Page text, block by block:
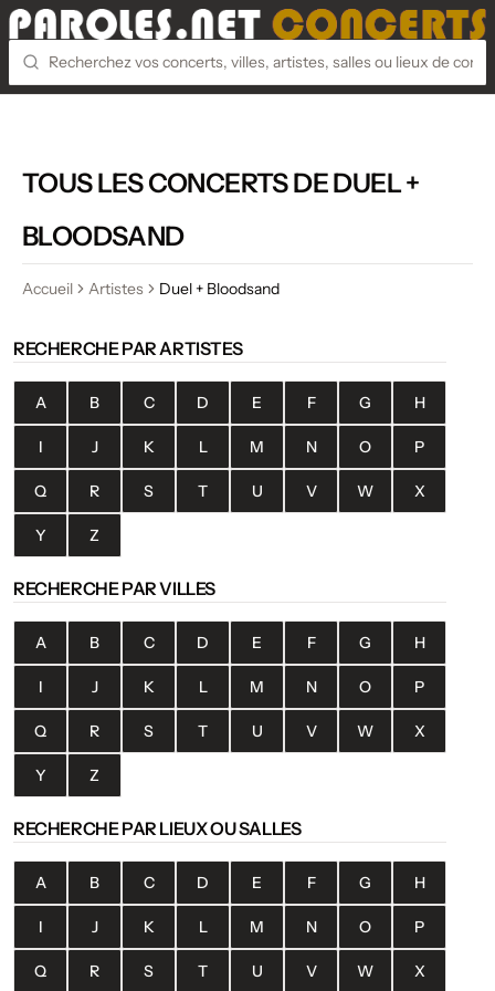
TOUS LES CONCERTS DE DUEL +
BLOODSAND
Accueil Artistes Duel + Bloodsand
RECHERCHE PAR ARTISTES
A B C D E F G H
I J K L M N O P
Q R S T U V W X
Y Z
RECHERCHE PAR VILLES
A B C D E F G H
I J K L M N O P
Q R S T U V W X
Y Z
RECHERCHE PAR LIEUX OU SALLES
A B C D E F G H
I J K L M N O P
Q R S T U V W X